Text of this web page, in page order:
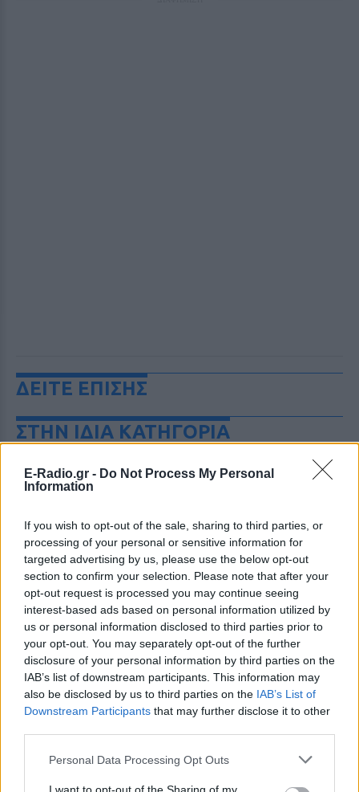
E-Radio.gr - Do Not Process My Personal
Information
If you wish to opt-out of the sale, sharing to third parties, or
processing of your personal or sensitive information for
targeted advertising by us, please use the below opt-out
section to confirm your selection. Please note that after your
opt-out request is processed you may continue seeing
interest-based ads based on personal information utilized by
us or personal information disclosed to third parties prior to
your opt-out. You may separately opt-out of the further
disclosure of your personal information by third parties on the
IAB’s list of downstream participants. This information may
also be disclosed by us to third parties on the IAB’s List of
Downstream Participants that may further disclose it to other
Personal Data Processing Opt Outs
ΔΕΙΤΕ ΕΠΙΣΗΣ
ΣΤΗΝ ΙΔΙΑ ΚΑΤΗΓΟΡΙΑ
Οι συναυλίες επιτέλους
βγάζουν φτηνά εισιτήρια ‑
Οι fans δεν αντέχουν άλλες αυξήσεις: Τα
φθηνά εισιτήρια που εξαφανίζονται σε
λίγα λεπτά
Ο διάσημος κιθαρίστας απο τον
οποιο εμπνεύστηκε το όνομα
της η Αση Μπήλιου ‑ Πώς τη
βάφτισαν
ΠΡΙΝ 3 ΏΡΕΣ
Το πραγματικό της όνομα δεν είναι Αση:
Η απίστευτη ιστορία πίσω από την
ελάχιστοι γνώριζαν
Το απογευματινό μπάνιο της
Μαρίας Σολωμού στη θάλασσα: